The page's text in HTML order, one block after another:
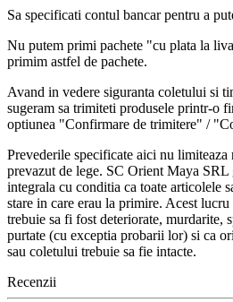
Sa specificati contul bancar pentru a
Nu putem primi pachete "cu plata la
primim astfel de pachete.
Avand in vedere siguranta coletului si
sugeram sa trimiteti produsele printr-o
optiunea "Confirmare de trimitere" /
Prevederile specificate aici nu
prevazut de lege. SC Orient Maya SRL
integrala cu conditia ca toate articolele
stare in care erau la primire. Acest
trebuie sa fi fost deteriorate, murdarite,
purtate (cu exceptia probarii lor) si ca
sau coletului trebuie sa fie intacte.
Recenzii